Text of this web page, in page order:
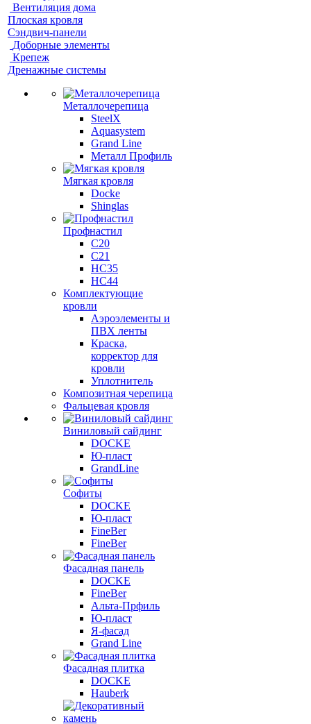
Вентиляция дома
Плоская кровля
Сэндвич-панели
Доборные элементы
Крепеж
Дренажные системы
Металлочерепица
SteelX
Aquasystem
Grand Line
Металл Профиль
Мягкая кровля
Docke
Shinglas
Профнастил
C20
C21
НС35
НС44
Комплектующие
кровли
Аэроэлементы и
ПВХ ленты
Краска,
корректор для
кровли
Уплотнитель
Композитная черепица
Фальцевая кровля
Виниловый сайдинг
DOCKE
Ю-пласт
GrandLine
Софиты
DOCKE
Ю-пласт
FineBer
FineBer
Фасадная панель
DOCKE
FineBer
Альта-Прфиль
Ю-пласт
Я-фасад
Grand Line
Фасадная плитка
DOCKE
Hauberk